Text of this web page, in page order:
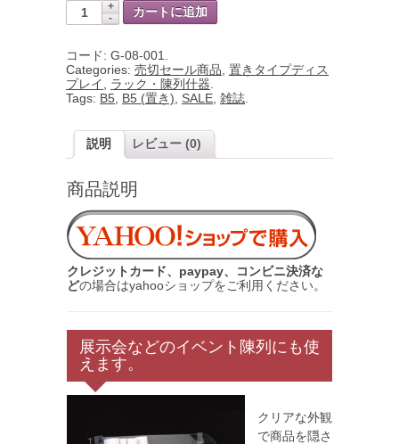
カートに追加
コード: G-08-001.
Categories: 売切セール商品, 置きタイプディス
プレイ , ラック・陳列什器.
Tags: B5, B5 (置き), SALE, 雑誌.
説明 レビュー (0)
商品説明
クレジットカード、paypay、コンビニ決済な
どの場合はyahooショップをご利用ください。
展示会などのイベント陳列にも使
えます。
クリアな外観
で商品を隠さ